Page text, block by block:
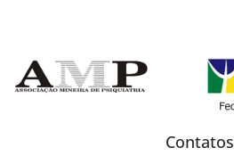
conteúdo
Contatos